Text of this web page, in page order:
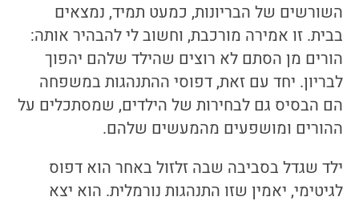
השורשים של הבריונות, כמעט תמיד, נמצאים
בבית. זו אמירה מורכבת, וחשוב לי להבהיר אותה:
הורים מן הסתם לא רוצים שהילד שלהם יהפוך
לבריון. יחד עם זאת, דפוסי ההתנהגות במשפחה
הם הבסיס גם לבחירות של הילדים, שמסתכלים על
ההורים ומושפעים מהמעשים שלהם.
ילד שגדל בסביבה שבה זלזול באחר הוא דפוס
לגיטימי, יאמין שזו התנהגות נורמלית. הוא יצא